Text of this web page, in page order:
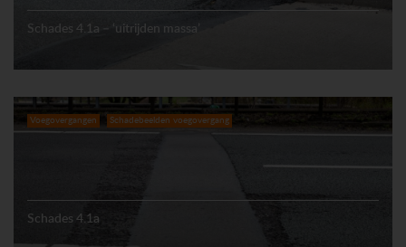
Schades 4.1a – ‘uitrijden massa’
Voegovergangen Schadebeelden voegovergang
Schades 4.1a